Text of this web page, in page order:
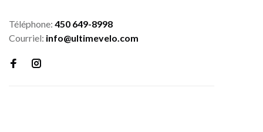
Téléphone: 450 649-8998
Courriel: info@ultimevelo.com